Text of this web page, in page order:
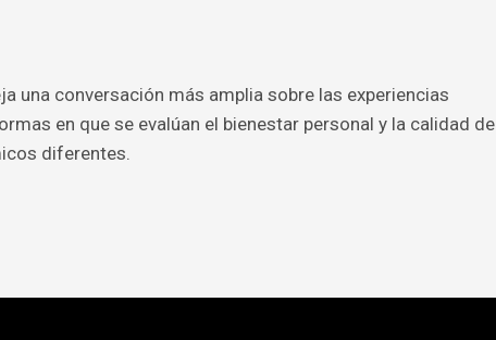
una conversación más amplia sobre las experiencias
en que se evalúan el bienestar personal y la calidad de
diferentes.